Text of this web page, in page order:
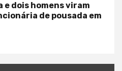
e dois homens viram
de pousada em